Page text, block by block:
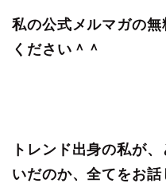
私の公式メルマガの
ください＾＾
トレンド出身の私が
いだのか、全てをお話